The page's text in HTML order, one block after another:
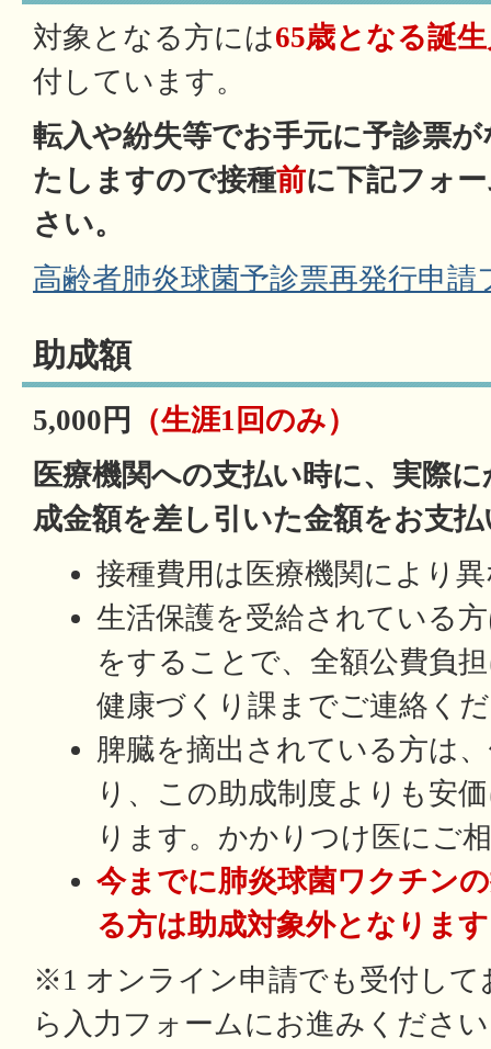
対象となる方には65歳となる誕
付しています。
転入や紛失等でお手元に予診票
たしますので接種前に下記フォ
さい。
高齢者肺炎球菌予診票再発行申請
助成額
5,000円
（生涯1回のみ）
医療機関への支払い時に、実際
成金額を差し引いた金額をお支
接種費用は医療機関により
生活保護を受給されている
をすることで、全額公費負
健康づくり課までご連絡く
脾臓を摘出されている方は
り、この助成制度よりも安
ります。かかりつけ医にご
今までに肺炎球菌ワクチン
る方は助成対象外となりま
※1 オンライン申請でも受付し
ら入力フォームにお進みくださ